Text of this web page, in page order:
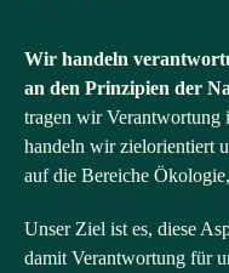
Wir handeln
an den Prinzipien der
tragen wir Verantwortung
handeln wir zielorientiert
auf die Bereiche
Unser Ziel ist es, diese
damit Verantwortung für